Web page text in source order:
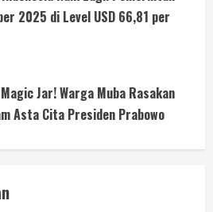
2025 di Level USD 66,81 per
Jar! Warga Muba Rasakan
Asta Cita Presiden Prabowo